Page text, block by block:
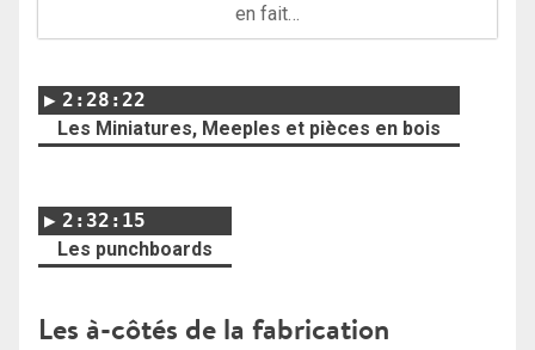
en fait…
2:28:22
Les Miniatures, Meeples et pièces en bois
2:32:15
Les punchboards
Les à-côtés de la fabrication